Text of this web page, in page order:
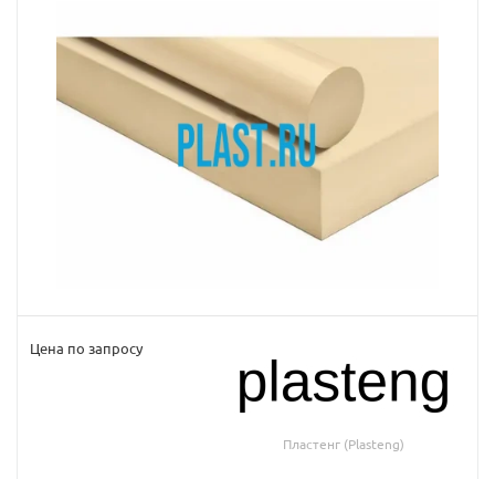
Цена по запросу
Пластенг (Plasteng)